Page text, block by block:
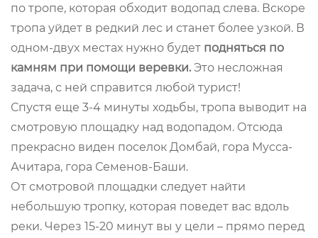
по тропе, которая обходит водопад слева. Вскоре
тропа уйдет в редкий лес и станет более узкой. В
одном-двух местах нужно будет подняться по
камням при помощи веревки. Это несложная
задача, с ней справится любой турист!
Спустя еще 3-4 минуты ходьбы, тропа выводит на
смотровую площадку над водопадом. Отсюда
прекрасно виден поселок Домбай, гора Мусса-
Ачитара, гора Семенов-Баши.
От смотровой площадки следует найти
небольшую тропку, которая поведет вас вдоль
реки. Через 15-20 минут вы у цели – прямо перед